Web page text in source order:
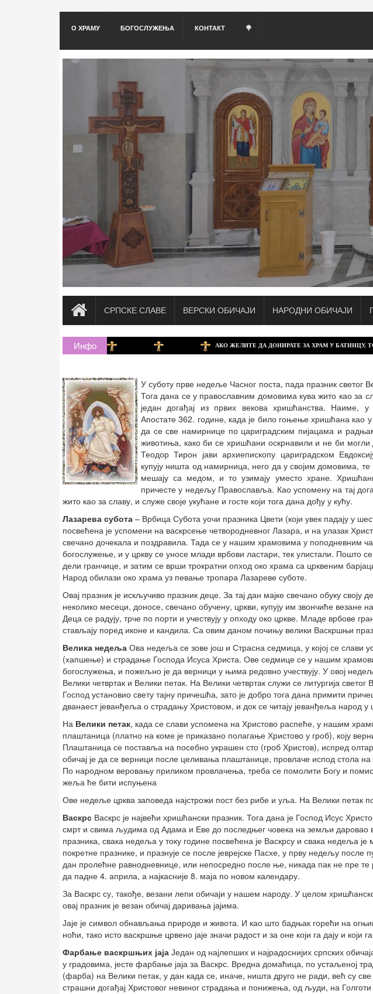
О ХРАМУ БОГОСЛУЖЕЊА КОНТАКТ 🍭
СРПСКЕ СЛАВЕ ВЕРСКИ ОБИЧАЈИ НАРОДНИ ОБИЧАЈИ
Инфо АКО ЖЕЛИТЕ ДА ДОНИРАТЕ ЗА ХРАМ У БАТИНЦУ, ТО
У суботу прве недеље Часног поста, пада празник светог
Тога дана се у православним домовима кува жито као за
један догађај из првих векова хришћанства. Наиме,
Апостате 362. године, када је било гоњење хришћана као
да се све намирнице по цариградским пијацама и
животиња, како би се хришћани оскрнавили и не би
Теодор Тирон јави архиепископу цариградском
купују ништа од намирница, него да у својим домовима,
мешају са медом, и то узимају уместо хране.
причесте у недељу Православља. Као успомену на тај
жито као за славу, и служе своје укућане и госте који тога дана дођу у кућу.
Лазарева субота – Врбица Субота уочи празника Цвети (који увек падају у
посвећена је успомени на васкрсење четвородневног Лазара, и на улазак
свечано дочекала и поздравила. Тада се у нашим храмовима у поподневним
богослужење, и у цркву се уносе млади врбови ластари, тек улистали. Пошто
дели гранчице, и затим се врши трократни опход око храма са црквеним
Народ обилази око храма уз певање тропара Лазареве суботе.
Овај празник је искључиво празник деце. За тај дан мајке свечано обуку своју
неколико месеци, доносе, свечано обучену, цркви, купују им звончиће везане
Деца се радују, трче по порти и учествују у опходу око цркве. Младе врбове
стављају поред иконе и кандила. Са овим даном почињу велики Васкршњи
Велика недеља Ова недеља се зове још и Страсна седмица, у којој се слави
(хапшење) и страдање Господа Исуса Христа. Ове седмице се у нашим
богослужења, и пожељно је да верници у њима редовно учествују. У овој
Велики четвртак и Велики петак. На Велики четвртак служи се литургија светог
Господ установио свету тајну причешћа, зато је добро тога дана примити
дванаест јеванђеља о страдању Христовом, и док се читају јеванђеља народ у
На Велики петак, када се слави успомена на Христово распеће, у нашим
плаштаница (платно на коме је приказано полагање Христово у гроб), коју
Плаштаница се поставља на посебно украшен сто (гроб Христов), испред
обичај је да се верници после целивања плаштанице, провлаче испод стола
По народном веровању приликом провлачења, треба се помолити Богу и
жеља ће бити испуњена
Ове недеље црква заповеда најстрожи пост без рибе и уља. На Велики петак
Васкрс Васкрс је највећи хришћански празник. Тога дана је Господ Исус
смрт и свима људима од Адама и Еве до последњег човека на земљи даровао
празника, свака недеља у току године посвећена је Васкрсу и свака недеља
покретне празнике, и празнује се после јеврејске Пасхе, у прву недељу после
дан пролећне равнодневнице, или непосредно после ње, никада пак не пре те
да падне 4. априла, а најкасније 8. маја по новом календару.
За Васкрс су, такође, везани лепи обичаји у нашем народу. У целом
овај празник је везан обичај даривања јајима.
Јаје је символ обнављања природе и живота. И као што бадњак горећи на
ноћи, тако исто васкршње црвено јаје значи радост и за оне који га дају и који
Фарбање васкршњих јаја Један од најлепших и најрадоснијих српских
у градовима, јесте фарбање јаја за Васкрс. Вредна домаћица, по устаљеној
(фарба) на Велики петак, у дан када се, иначе, ништа друго не ради, већ су
страшни догађај Христовог невиног страдања и понижења, од људи, на